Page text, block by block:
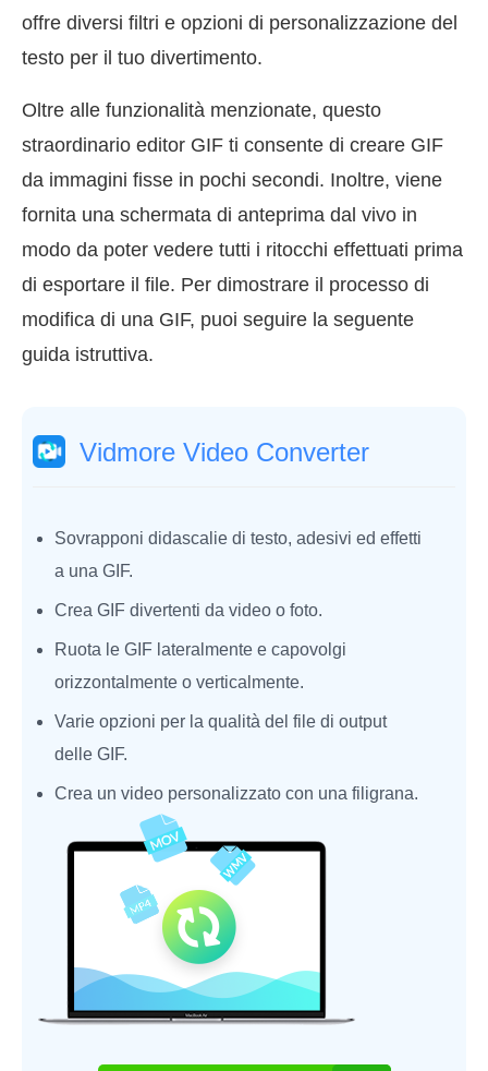
offre diversi filtri e opzioni di personalizzazione del
testo per il tuo divertimento.
Oltre alle funzionalità menzionate, questo
straordinario editor GIF ti consente di creare GIF
da immagini fisse in pochi secondi. Inoltre, viene
fornita una schermata di anteprima dal vivo in
modo da poter vedere tutti i ritocchi effettuati prima
di esportare il file. Per dimostrare il processo di
modifica di una GIF, puoi seguire la seguente
guida istruttiva.
Vidmore Video Converter
Sovrapponi didascalie di testo, adesivi ed effetti
a una GIF.
Crea GIF divertenti da video o foto.
Ruota le GIF lateralmente e capovolgi
orizzontalmente o verticalmente.
Varie opzioni per la qualità del file di output
delle GIF.
Crea un video personalizzato con una filigrana.